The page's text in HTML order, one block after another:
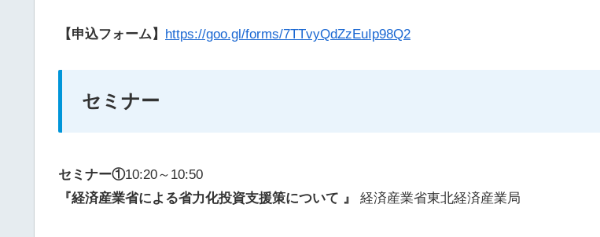
【申込フォーム】 https://goo.gl/forms/7TTvyQdZzEuIp98Q2
セミナー
セミナー①10:20～10:50
『経済産業省による省力化投資支援策について 』 経済産業省東北経済産業局